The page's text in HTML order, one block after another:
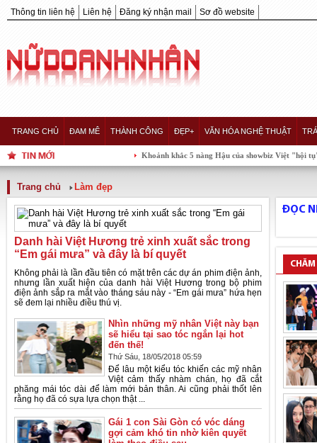
Thông tin liên hệ Liên hệ Đăng ký nhận mail Sơ đồ website
TRANG CHỦ ĐAM MÊ THÀNH CÔNG ĐẸP+ VĂN HÓA NGHỆ THUẬT
Khoảnh khắc 5 nàng Hậu của showbiz Việt "hội tụ"
Trang chủ Làm đẹp
Danh hài Việt Hương trẻ xinh xuất sắc trong
“Em gái mưa” và đây là bí quyết
Không phải là lần đầu tiên có mặt trên các dự án phim điện ảnh,
nhưng lần xuất hiện của danh hài Việt Hương trong bộ phim
điện ảnh sắp ra mắt vào tháng sáu này - “Em gái mưa” hứa hẹn
sẽ đem lại nhiều điều thú vị.
Nhìn những mỹ nhân Việt này bạn
sẽ hiểu tại sao tóc ngắn lại hot
đến thế!
Thứ Sáu, 18/05/2018 05:59
Để lâu một kiểu tóc khiến các mỹ nhân
Việt cảm thấy nhàm chán, họ đã cắt
phăng mái tóc dài để làm mới bản thân. Ai cũng phải thốt lên
rằng họ đã có sựa lựa chọn thật ...
Gái 1 con Sài Gòn có vóc dáng
gợi cảm khó tin nhờ kiên quyết
ĐỌC